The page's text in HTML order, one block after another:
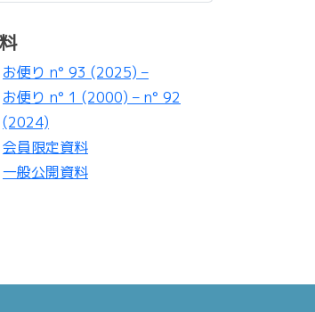
お便り n° 93 (2025) –
お便り n° 1 (2000) – n° 92
(2024)
会員限定資料
一般公開資料